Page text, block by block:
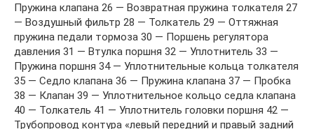
Пружина клапана 26 — Возвратная пружина толкателя 27
— Воздушный фильтр 28 — Толкатель 29 — Оттяжная
пружина педали тормоза 30 — Поршень регулятора
давления 31 — Втулка поршня 32 — Уплотнитель 33 —
Пружина поршня 34 — Уплотнительные кольца толкателя
35 — Седло клапана 36 — Пружина клапана 37 — Пробка
38 — Клапан 39 — Уплотнительное кольцо седла клапана
40 — Толкатель 41 — Уплотнитель головки поршня 42 —
Трубопровод контура «левый передний и правый задний